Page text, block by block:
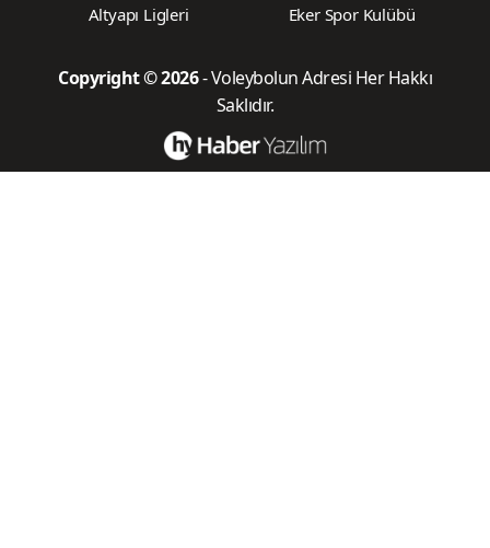
Altyapı Ligleri
Eker Spor Kulübü
Copyright © 2026- Voleybolun Adresi Her Hakkı
Saklıdır.